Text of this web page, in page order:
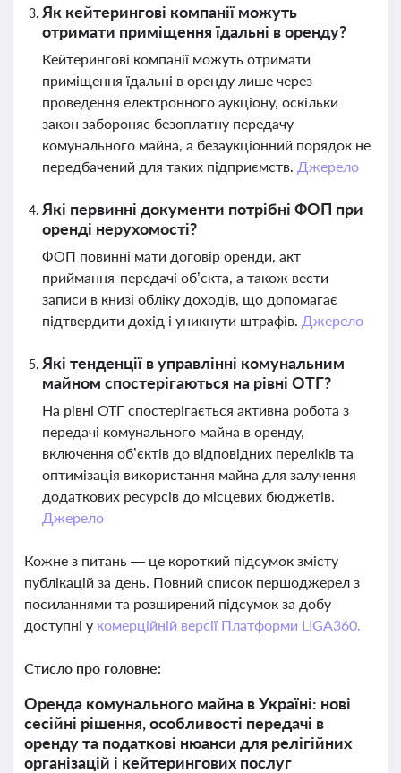
Як кейтерингові компанії можуть
отримати приміщення їдальні в оренду?
Кейтерингові компанії можуть отримати
приміщення їдальні в оренду лише через
проведення електронного аукціону, оскільки
закон забороняє безоплатну передачу
комунального майна, а безаукціонний порядок не
передбачений для таких підприємств. Джерело
Які первинні документи потрібні ФОП при
оренді нерухомості?
ФОП повинні мати договір оренди, акт
приймання-передачі об’єкта, а також вести
записи в книзі обліку доходів, що допомагає
підтвердити дохід і уникнути штрафів. Джерело
Які тенденції в управлінні комунальним
майном спостерігаються на рівні ОТГ?
На рівні ОТГ спостерігається активна робота з
передачі комунального майна в оренду,
включення об’єктів до відповідних переліків та
оптимізація використання майна для залучення
додаткових ресурсів до місцевих бюджетів.
Джерело
Кожне з питань — це короткий підсумок змісту
публікацій за день. Повний список першоджерел з
посиланнями та розширений підсумок за добу
доступні у комерційній версії Платформи LIGA360.
Стисло про головне:
Оренда комунального майна в Україні: нові
сесійні рішення, особливості передачі в
оренду та податкові нюанси для релігійних
організацій і кейтерингових послуг